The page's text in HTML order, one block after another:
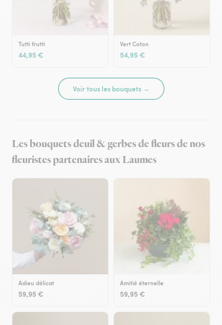
Tutti frutti
44,95 €
Vert Coton
54,95 €
Voir tous les bouquets →
Les bouquets deuil & gerbes de fleurs de nos
fleuristes partenaires aux Laumes
Adieu délicat
59,95 €
Amitié éternelle
59,95 €